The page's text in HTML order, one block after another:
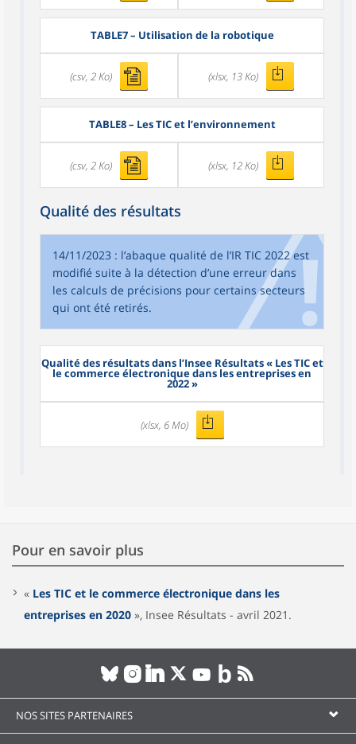
TABLE7– Utilisation de la robotique
(csv, 2 Ko) (xlsx, 13 Ko)
TABLE8– Les TIC et l’environnement
(csv, 2 Ko) (xlsx, 12 Ko)
Qualité des résultats
14/11/2023 : l’abaque qualité de l’IR TIC 2022 est
modifié suite à la détection d’une erreur dans
les calculs de précisions pour certains secteurs
qui ont été retirés.
Qualité des résultats dans l’Insee Résultats « Les TIC et
le commerce électronique dans les entreprises en
2022 »
(xlsx, 6 Mo)
Pour en savoir plus
« Les TIC et le commerce électronique dans les
entreprises en 2020 », Insee Résultats - avril 2021.
NOS SITES PARTENAIRES